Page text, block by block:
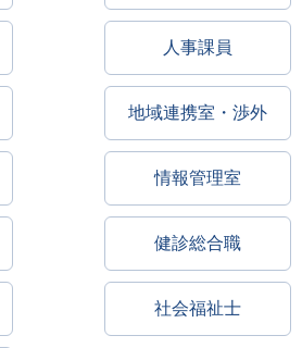
人事課員
地域連携室・渉外
情報管理室
健診総合職
社会福祉士